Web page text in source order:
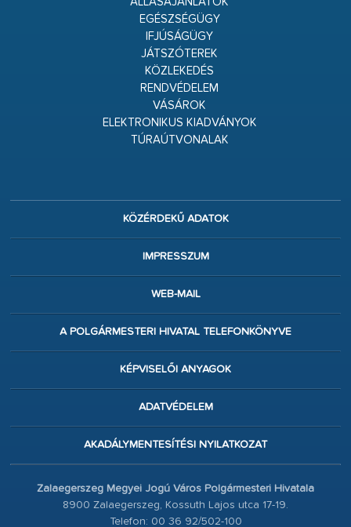
EGÉSZSÉGÜGY
IFJÚSÁGÜGY
JÁTSZÓTEREK
KÖZLEKEDÉS
RENDVÉDELEM
VÁSÁROK
ELEKTRONIKUS KIADVÁNYOK
TÚRAÚTVONALAK
KÖZÉRDEKŰ ADATOK
IMPRESSZUM
WEB-MAIL
A POLGÁRMESTERI HIVATAL TELEFONKÖNYVE
KÉPVISELŐI ANYAGOK
ADATVÉDELEM
AKADÁLYMENTESÍTÉSI NYILATKOZAT
Zalaegerszeg Megyei Jogú Város Polgármesteri Hivatala
8900 Zalaegerszeg, Kossuth Lajos utca 17-19.
Telefon: 00 36 92/502-100